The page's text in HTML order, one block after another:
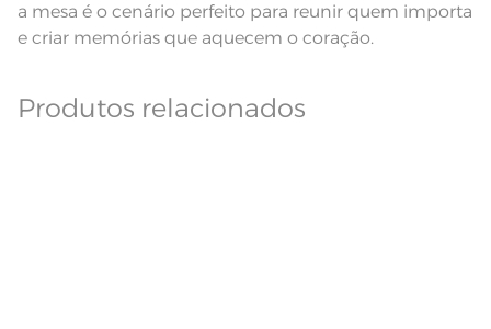
a mesa é o cenário perfeito para reunir quem importa
e criar memórias que aquecem o coração.
Produtos relacionados